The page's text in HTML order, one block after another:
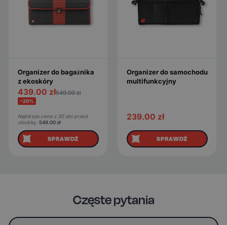
Organizer do bagażnika
z ekoskóry
439.00 zł549.00zł
−20%
Najniższa cena z 30 dni przed
obniżką: 549.00zł
SPRAWDŹ
Organizer do samochodu
multifunkcyjny
239.00 zł
SPRAWDŹ
Częste pytania